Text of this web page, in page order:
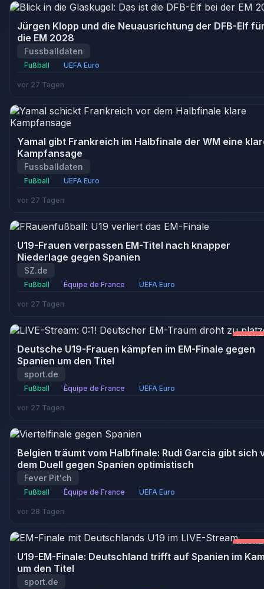
Jürgen Klopp und die Neuausrichtung der DFB-Elf
die EM 2028
Fussballdaten
Fußball UEFA Euro
vor 27 Tagen
Yamal gibt Frankreich im Halbfinale der WM eine
Kampfansage
Fussballdaten
Fußball UEFA Euro
vor 27 Tagen
U19-Frauen verpassen EM-Titel nach knapper
Niederlage gegen Spanien
SZ.de
Fußball Équipe de France UEFA Euro
vor 27 Tagen
Deutsche U19-Frauen kämpfen im EM-Finale gegen
Spanien um den Titel
sport.de
Fußball Équipe de France UEFA Euro
vor 27 Tagen
Belgien träumt vom Halbfinale: Rudi Garcia gibt sich
dem Duell gegen Spanien optimistisch
Fever Pit'ch
Fußball Équipe de France UEFA Euro
vor 28 Tagen
U19-EM-Finale: Deutschland trifft auf Spanien im
um den Titel
sport.de